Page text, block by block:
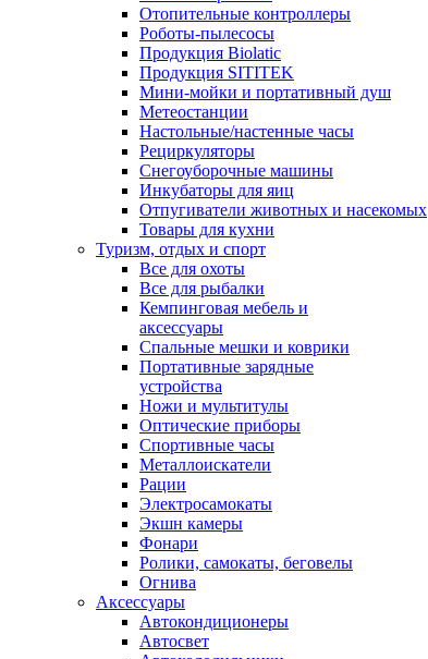
Отопительные контроллеры
Роботы-пылесосы
Продукция Biolatic
Продукция SITITEK
Мини-мойки и портативный душ
Метеостанции
Настольные/настенные часы
Рециркуляторы
Снегоуборочные машины
Инкубаторы для яиц
Отпугиватели животных и насекомых
Товары для кухни
Туризм, отдых и спорт
Все для охоты
Все для рыбалки
Кемпинговая мебель и
аксессуары
Спальные мешки и коврики
Портативные зарядные
устройства
Ножи и мультитулы
Оптические приборы
Спортивные часы
Металлоискатели
Рации
Электросамокаты
Экшн камеры
Фонари
Ролики, самокаты, беговелы
Огнива
Аксессуары
Автокондиционеры
Aвтосвет